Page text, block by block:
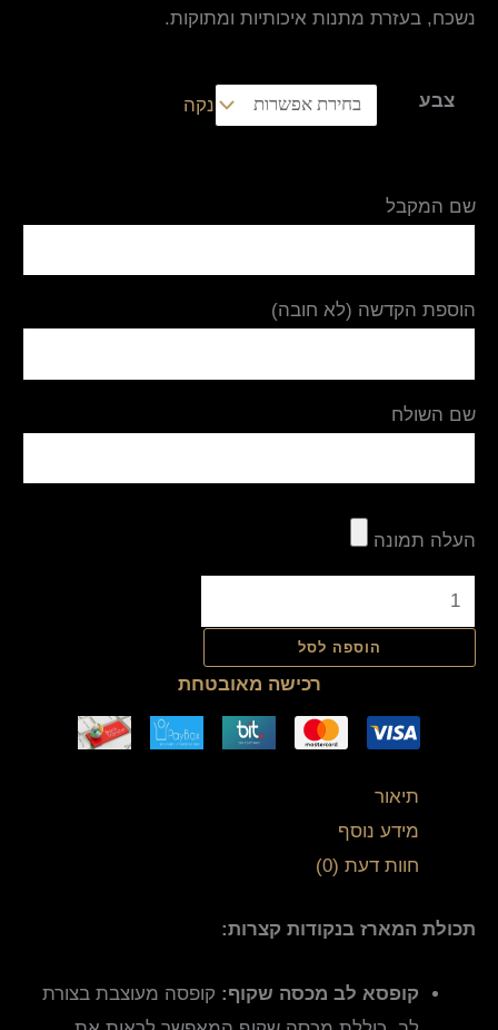
נשכח, בעזרת מתנות איכותיות ומתוקות.
צבע נקה
שם המקבל
הוספת הקדשה (לא חובה)
שם השולח
העלה תמונה
הוספה לסל
רכישה מאובטחת
תיאור
מידע נוסף
חוות דעת (0)
תכולת המארז בנקודות קצרות:
קופסא לב מכסה שקוף: קופסה מעוצבת בצורת